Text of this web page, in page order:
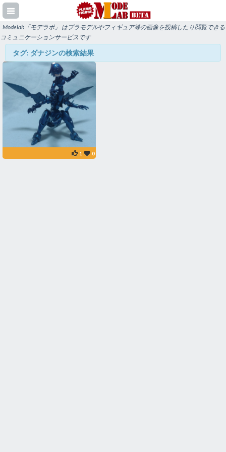
録
Modelab「モデラボ」 はプラモデルやフィギュア等の画像を投稿したり閲覧できる
コミュニケーションサービスです
タグ: ダナジンの検索結果
1 0